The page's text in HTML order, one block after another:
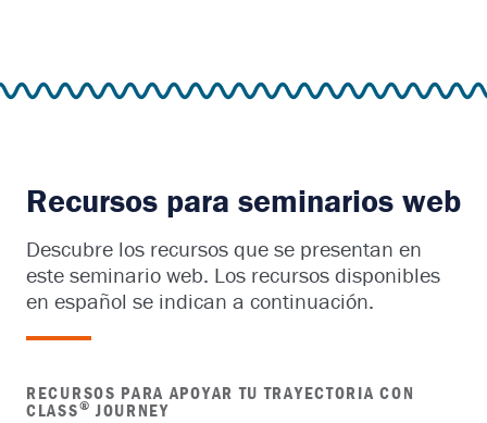
Recursos para seminarios web
Descubre los recursos que se presentan en
este seminario web. Los recursos disponibles
en español se indican a continuación.
RECURSOS PARA APOYAR TU TRAYECTORIA CON
CLASS® JOURNEY